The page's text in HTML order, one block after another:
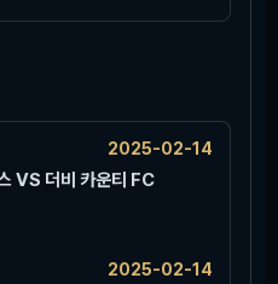
2025-02-14
VS 더비 카운티 FC
2025-02-14